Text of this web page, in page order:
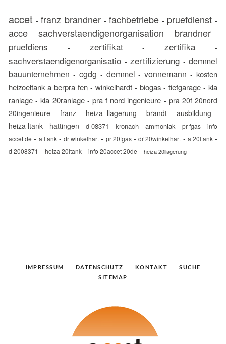
accet -franz brandner-fachbetriebe - pruefdienst -
acce - sachverstaendigenorganisation - brandner -
pruefdiens - zertifikat-zertifika -
sachverstaendigenorganisatio - zertifizierung - demmel
bauunternehmen - cgdg - demmel -vonnemann - kosten
heizoeltank a berpra fen - winkelhardt - biogas - tiefgarage - kla
ranlage -kla 20ranlage- pra f nord ingenieure - pra 20f 20nord
20ingenieure -franz - heiza llagerung - brandt- ausbildung -
heiza ltank - hattingen - d 08371 - kronach - ammoniak - pr fgas - info
accet de - a ltank-dr winkelhart - pr 20fgas-dr 20winkelhart - a 20ltank-
d 2008371 - heiza 20ltank - info 20accet 20de - heiza 20llagerung
IMPRESSUM DATENSCHUTZ KONTAKT
SUCHE
SITEMAP